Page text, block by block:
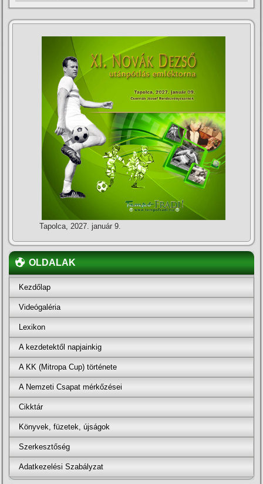
Tapolca, 2027. január 9.
OLDALAK
Kezdőlap
Videógaléria
Lexikon
A kezdetektől napjainkig
A KK (Mitropa Cup) története
A Nemzeti Csapat mérkőzései
Cikktár
Könyvek, füzetek, újságok
Szerkesztőség
Adatkezelési Szabályzat